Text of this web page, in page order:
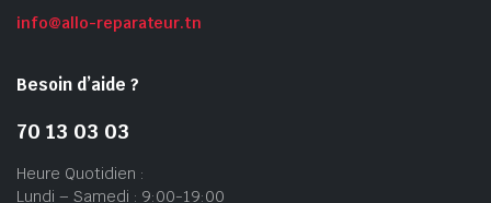
info@allo-reparateur.tn
Besoin d’aide ?
70 13 03 03
Heure Quotidien :
Lundi – Samedi : 9:00-19:00